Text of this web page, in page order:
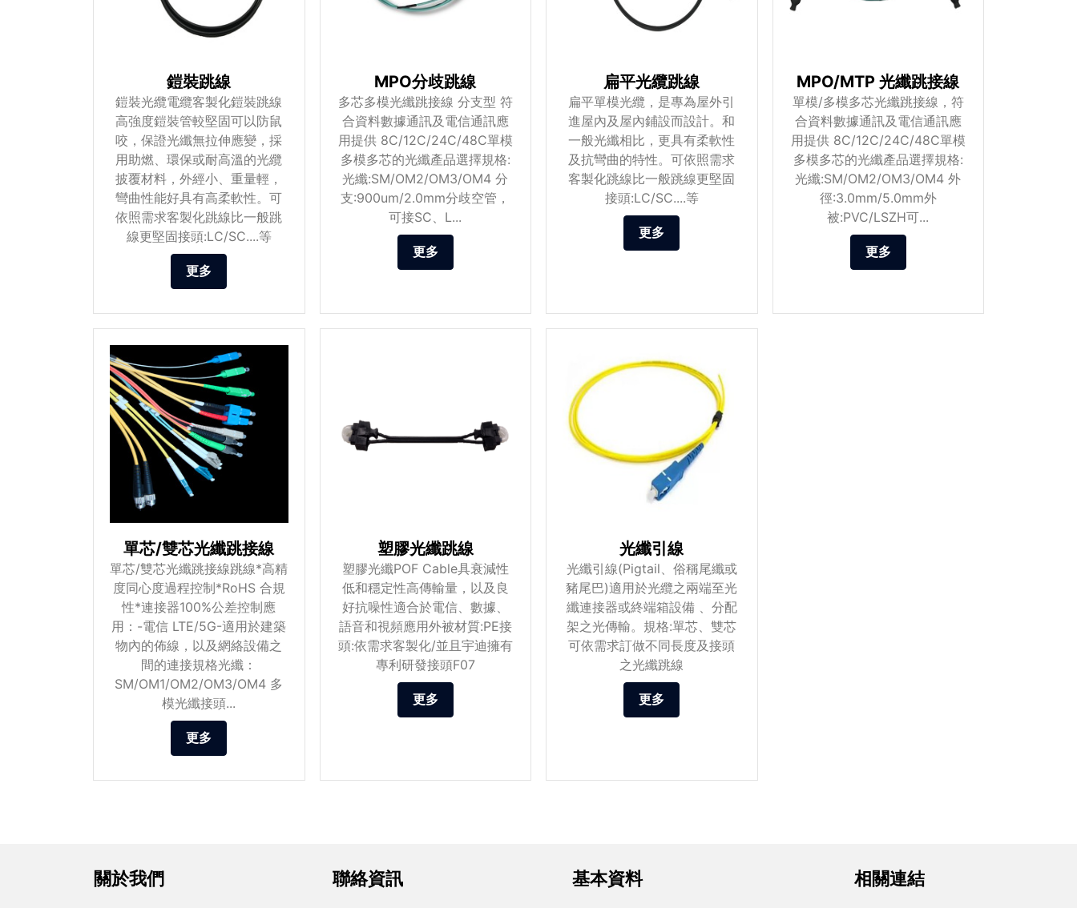
鎧裝跳線
鎧裝光纜電纜客製化鎧裝跳線
高強度鎧裝管較堅固可以防鼠
咬，保證光纖無拉伸應變，採
用助燃、環保或耐高溫的光纜
披覆材料，外經小、重量輕，
彎曲性能好具有高柔軟性。可
依照需求客製化跳線比一般跳
線更堅固接頭:LC/SC....等
更多
MPO分歧跳線
多芯多模光纖跳接線 分支型 符
合資料數據通訊及電信通訊應
用提供 8C/12C/24C/48C單模
多模多芯的光纖產品選擇規格:
光纖:SM/OM2/OM3/OM4 分
支:900um/2.0mm分歧空管，
可接SC、L...
更多
扁平光纜跳線
扁平單模光纜，是專為屋外引
進屋內及屋內鋪設而設計。和
一般光纖相比，更具有柔軟性
及抗彎曲的特性。可依照需求
客製化跳線比一般跳線更堅固
接頭:LC/SC....等
更多
MPO/MTP 光纖跳接線
單模/多模多芯光纖跳接線，符
合資料數據通訊及電信通訊應
用提供 8C/12C/24C/48C單模
多模多芯的光纖產品選擇規格:
光纖:SM/OM2/OM3/OM4 外
徑:3.0mm/5.0mm外
被:PVC/LSZH可...
更多
單芯/雙芯光纖跳接線
單芯/雙芯光纖跳接線跳線*高精
度同心度過程控制*RoHS 合規
性*連接器100%公差控制應
用：-電信 LTE/5G-適用於建築
物內的佈線，以及網絡設備之
間的連接規格光纖：
SM/OM1/OM2/OM3/OM4 多
模光纖接頭...
更多
塑膠光纖跳線
塑膠光纖POF Cable具衰減性
低和穩定性高傳輸量，以及良
好抗噪性適合於電信、數據、
語音和視頻應用外被材質:PE接
頭:依需求客製化/並且宇迪擁有
專利研發接頭F07
更多
光纖引線
光纖引線(Pigtail、俗稱尾纖或
豬尾巴)適用於光纜之兩端至光
纖連接器或終端箱設備 、分配
架之光傳輸。規格:單芯、雙芯
可依需求訂做不同長度及接頭
之光纖跳線
更多
關於我們 聯絡資訊 基本資料 相關連結